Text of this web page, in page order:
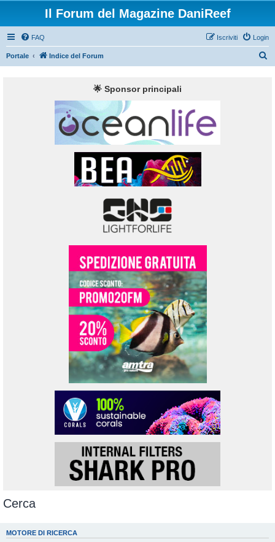
Il Forum del Magazine DaniReef
FAQ Login
Iscriviti
Portale Indice del Forum
🌟 Sponsor principali
Cerca
MOTORE DI RICERCA